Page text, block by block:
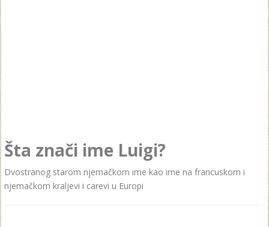
Šta znači ime Luigi?
Dvostranog starom njemačkom ime kao ime na francuskom i
njemačkom kraljevi i carevi u Europi